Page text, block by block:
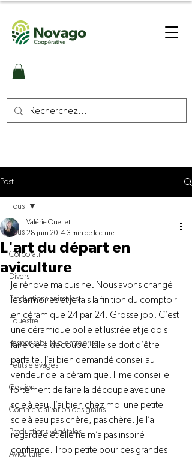
Post
Tous
Corporatif
Divers
Productions animales
Équestre
Responsabilité d'entreprise
Petits élevages
Gestion
Commercialisation des grains
Productions végétales
Aviculture
Tous
L'art du départ en
aviculture
Valérie Ouellet
28 juin 2014 3 min de lecture
Je rénove ma cuisine. Nous avons changé
les armoires et je fais la finition du comptoir
en céramique 24 par 24. Grosse job! C’est
une céramique polie et lustrée et je dois
faire de la découpe. Elle se doit d’être
parfaite. J’ai bien demandé conseil au
vendeur de la céramique. Il me conseille
fortement de faire la découpe avec une
scie à eau. J’ai bien chez moi une petite
scie à eau pas chère, pas chère. Je l’ai
regardée et elle ne m’a pas inspiré
confiance. Trop petite pour ces grandes